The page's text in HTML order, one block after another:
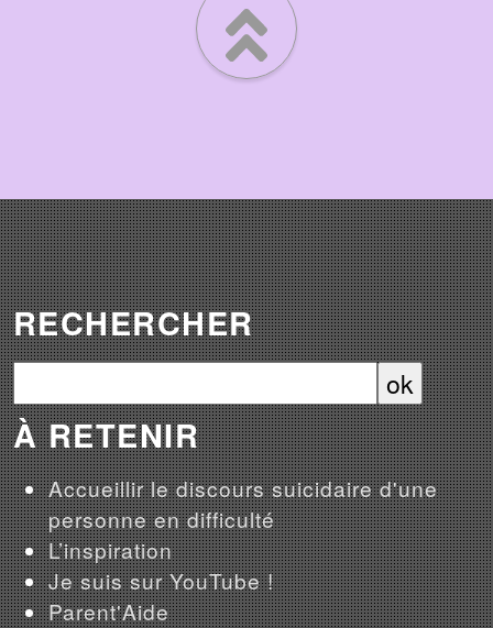
RECHERCHER
À RETENIR
Accueillir le discours suicidaire d'une
personne en difficulté
L’inspiration
Je suis sur YouTube !
Parent'Aide